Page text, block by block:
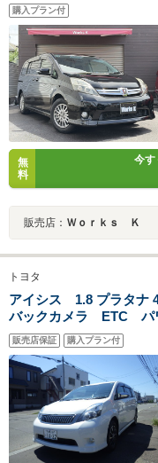
購入プラン付
無
料
今す
販売店： Ｗｏｒｋｓ Ｋ
トヨタ
アイシス 1.8 プラタ
バックカメラ ETC パ
ターター 夏冬タイヤ
販売店保証 購入プラン付